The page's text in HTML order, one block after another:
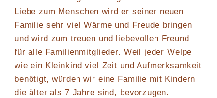
Liebe zum Menschen wird er seiner neuen
Familie sehr viel Wärme und Freude bringen
und wird zum treuen und liebevollen Freund
für alle Familienmitglieder. Weil jeder Welpe
wie ein Kleinkind viel Zeit und Aufmerksamkeit
benötigt, würden wir eine Familie mit Kindern
die älter als 7 Jahre sind, bevorzugen.